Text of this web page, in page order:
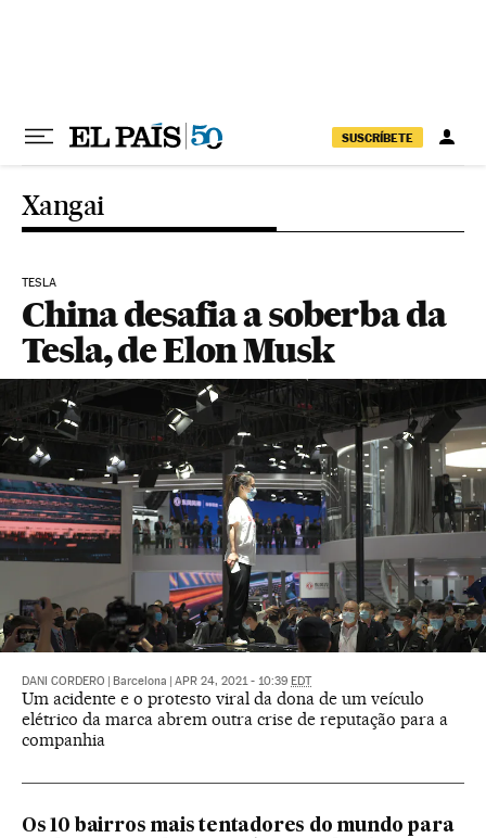
SUSCRÍBETE
Xangai
TESLA
China desafia a soberba da
Tesla, de Elon Musk
DANI CORDERO Barcelona APR 24, 2021 - 10:39 EDT
Um acidente e o protesto viral da dona de um veículo
elétrico da marca abrem outra crise de reputação para a
companhia
Os 10 bairros mais tentadores do mundo para